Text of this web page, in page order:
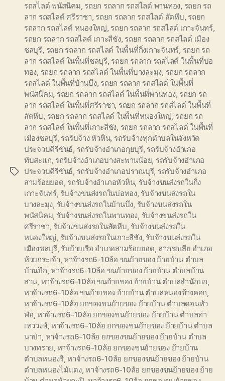
Tags
รถสไลด์ พนัสนิคม รถยก รถลาก รถสไลด์ พานทอง รถยก รถ
ลาก รถสไลด์ ศรีราชา รถยก รถลาก รถสไลด์ สัตหีบ รถยก
รถลาก รถสไลด์ หนองใหญ่ รถยก รถลาก รถสไลด์ เกาะจันทร์,
รถยก รถลาก รถสไลด์ เกาะสีชัง, รถยก รถลาก รถสไลด์ เมือง
ชลบุรี รถยก รถลาก รถสไลด์ ในพื้นที่กิ่งเกาะจันทร์ รถยก รถ
ลาก รถสไลด์ ในพื้นที่ชลบุรี, รถยก รถลาก รถสไลด์ ในพื้นที่บ่อ
ทอง รถยก รถลาก รถสไลด์ ในพื้นที่บางละมุง รถยก รถลาก
รถสไลด์ ในพื้นที่บ้านบึง, รถยก รถลาก รถสไลด์ ในพื้นที่
พนัสนิคม รถยก รถลาก รถสไลด์ ในพื้นที่พานทอง, รถยก รถ
ลาก รถสไลด์ ในพื้นที่ศรีราชา รถยก รถลาก รถสไลด์ ในพื้นที่
สัตหีบ รถยก รถลาก รถสไลด์ ในพื้นที่หนองใหญ่ รถยก รถ
ลาก รถสไลด์ ในพื้นที่เกาะสีชัง รถยก รถลาก รถสไลด์ ในพื้นที่
เมืองชลบุรี, รถรับจ้าง หัวหิน, รถรับจ้างทุกตำบลในจังหวัด
ประจวบคีรีขันธ์ รถรับจ้างอำเภอกุยบุรี, รถรับจ้างอำเภอ
ทับสะแก รถรับจ้างอำเภอบางสะพานน้อย รถรับจ้างอำเภอ
ประจวบคีรีขันธ์ รถรับจ้างอำเภอปราณบุรี, รถรับจ้างอำเภอ
สามร้อยยอด รถรับจ้างอำเภอหัวหิน, รับจ้างขนส่งรถในกิ่ง
เกาะจันทร์, รับจ้างขนส่งรถในบ่อทอง, รับจ้างขนส่งรถใน
บางละมุง รับจ้างขนส่งรถในบ้านบึง รับจ้างขนส่งรถใน
พนัสนิคม รับจ้างขนส่งรถในพานทอง รับจ้างขนส่งรถใน
ศรีราชา รับจ้างขนส่งรถในสัตหีบ รับจ้างขนส่งรถใน
หนองใหญ่ รับจ้างขนส่งรถในเกาะสีชัง, รับจ้างขนส่งรถใน
เมืองชลบุรี, รับย้ายเรือ อำเภอสามร้อยยอด ลากรถเสีย อำเภอ
ห้วยกระเจ้า ,หาจ้างรถ6-10ล้อ ขนย้ายของ ย้ายบ้าน ตำบล
บ้านปึก ,หาจ้างรถ6-10ล้อ ขนย้ายของ ย้ายบ้าน ตำบลบ้าน
สวน หาจ้างรถ6-10ล้อ ขนย้ายของ ย้ายบ้าน ตำบลสำนักบก
หาจ้างรถ6-10ล้อ ขนย้ายของ ย้ายบ้าน ตำบลหนองข้างคอก
หาจ้างรถ6-10ล้อ ยกของขนย้ายของ ย้ายบ้าน ตำบลดอนหัว
ฬอ หาจ้างรถ6-10ล้อ ยกของขนย้ายของ ย้ายบ้าน ตำบลท่า
เทววงษ์, หาจ้างรถ6-10ล้อ ยกของขนย้ายของ ย้ายบ้าน ตำบล
นาป่า หาจ้างรถ6-10ล้อ ยกของขนย้ายของ ย้ายบ้าน ตำบล
บางทราย หาจ้างรถ6-10ล้อ ยกของขนย้ายของ ย้ายบ้าน
ตำบลหนองรี,หาจ้างรถ6-10ล้อ ยกของขนย้ายของ ย้ายบ้าน
ตำบลหนองไม้แดง,หาจ้างรถ6-10ล้อ ยกของขนย้ายของ ย้าย